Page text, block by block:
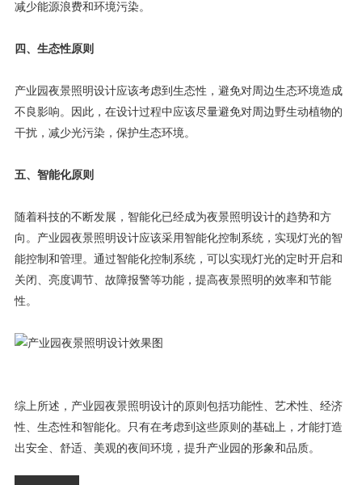
减少能源浪费和环境污染。
四、生态性原则
产业园夜景照明设计应该考虑到生态性，避免对周边生态环境造成
不良影响。因此，在设计过程中应该尽量避免对周边野生动植物的
干扰，减少光污染，保护生态环境。
五、智能化原则
随着科技的不断发展，智能化已经成为夜景照明设计的趋势和方
向。产业园夜景照明设计应该采用智能化控制系统，实现灯光的智
能控制和管理。通过智能化控制系统，可以实现灯光的定时开启和
关闭、亮度调节、故障报警等功能，提高夜景照明的效率和节能
性。
综上所述，产业园夜景照明设计的原则包括功能性、艺术性、经济
性、生态性和智能化。只有在考虑到这些原则的基础上，才能打造
出安全、舒适、美观的夜间环境，提升产业园的形象和品质。